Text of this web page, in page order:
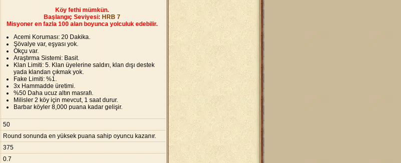
Köy fethi mümkün.
Başlangıç Seviyesi: HRB 7
Misyoner en fazla 100 alan boyunca yolculuk edebilir.
Acemi Koruması: 20 Dakika.
Şövalye var, eşyası yok.
Okçu var.
Araştırma Sistemi: Basit.
Klan Limiti: 5. Klan üyelerine saldırı, klan dışı destek
yada klandan çıkmak yok.
Fake Limiti: %1.
3x Hammadde üretimi.
%50 Daha ucuz altın masrafı.
Milisler 2 köy için mevcut, 1 saat durur.
Barbar köyler 8,000 puana kadar gelişir.
50
Round sonunda en yüksek puana sahip oyuncu kazanır.
375
0.7